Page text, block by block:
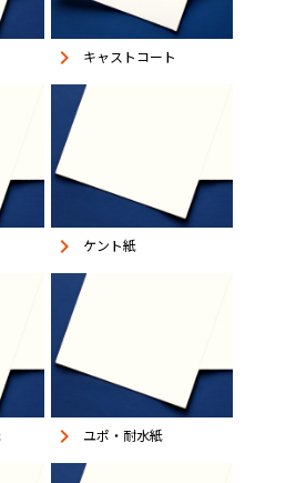
keyboard_arrow_right キャストコート
keyboard_arrow_right ケント紙
keyboard_arrow_right ユポ・耐水紙